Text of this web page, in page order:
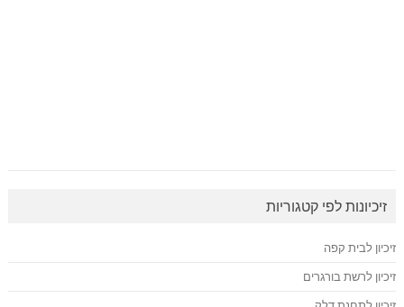
זיכיונות לפי קטגוריות
זיכיון לבית קפה
זיכיון לרשת בורגרים